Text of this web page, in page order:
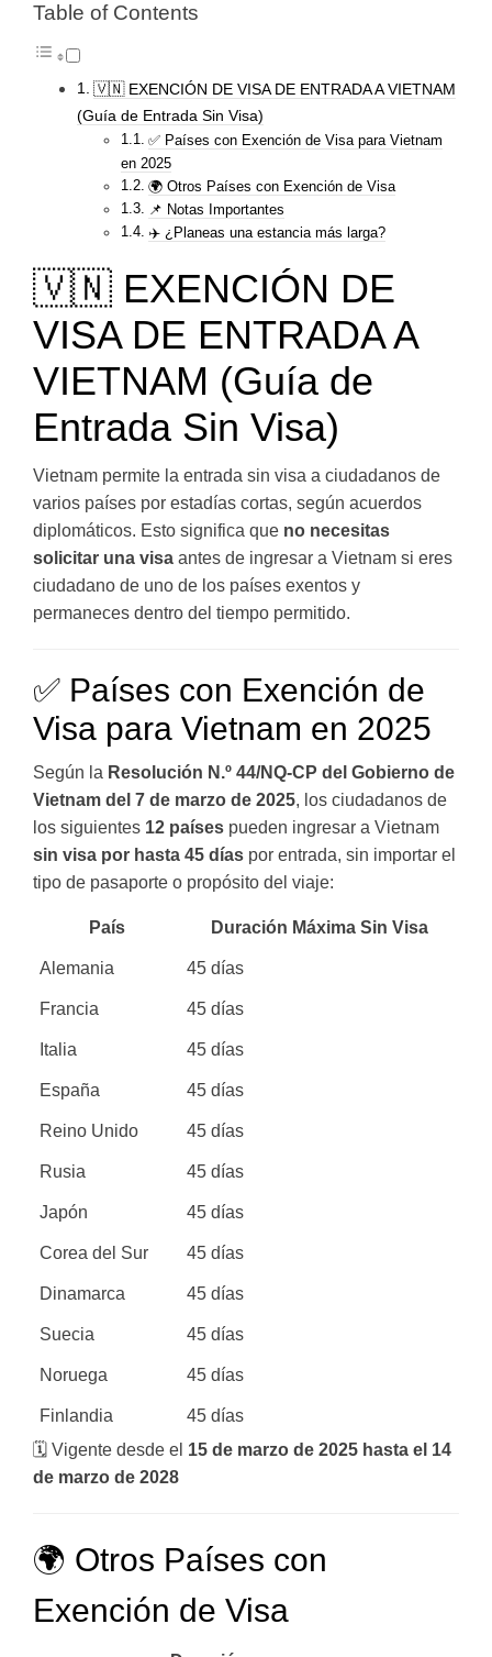
Table of Contents
🇻🇳 EXENCIÓN DE VISA DE ENTRADA A VIETNAM
(Guía de Entrada Sin Visa)
✅ Países con Exención de Visa para Vietnam
en 2025
🌍 Otros Países con Exención de Visa
📌 Notas Importantes
✈️ ¿Planeas una estancia más larga?
🇻🇳 EXENCIÓN DE
VISA DE ENTRADA A
VIETNAM (Guía de
Entrada Sin Visa)
Vietnam permite la entrada sin visa a ciudadanos de
varios países por estadías cortas, según acuerdos
diplomáticos. Esto significa que no necesitas
solicitar una visa antes de ingresar a Vietnam si eres
ciudadano de uno de los países exentos y
permaneces dentro del tiempo permitido.
✅ Países con Exención de
Visa para Vietnam en 2025
Según la Resolución N.º 44/NQ-CP del Gobierno de
Vietnam del 7 de marzo de 2025, los ciudadanos de
los siguientes 12 países pueden ingresar a Vietnam
sin visa por hasta 45 días por entrada, sin importar el
tipo de pasaporte o propósito del viaje:
País Duración Máxima Sin Visa
Alemania 45 días
Francia 45 días
Italia 45 días
España 45 días
Reino Unido 45 días
Rusia 45 días
Japón 45 días
Corea del Sur 45 días
Dinamarca 45 días
Suecia 45 días
Noruega 45 días
Finlandia
45 días
🗓️ Vigente desde el 15 de marzo de 2025 hasta el 14
de marzo de 2028
🌍 Otros Países con
Exención de Visa